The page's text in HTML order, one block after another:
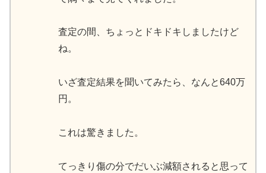
査定の間、ちょっとドキドキしましたけど
ね。
いざ査定結果を聞いてみたら、なんと640万
円。
これは驚きました。
てっきり傷の分でだいぶ減額されると思って